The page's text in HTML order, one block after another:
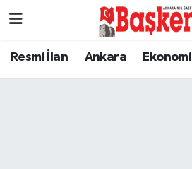
Resmi İlan Ankara Ekonomi